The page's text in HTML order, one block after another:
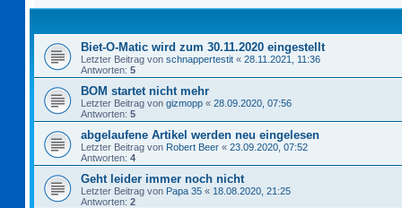
Biet-O-Matic wird zum 30.11.2020 eingestellt
Letzter Beitrag von schnappertestit « 28.11.2021, 11:36
Antworten: 5
BOM startet nicht mehr
Letzter Beitrag von gizmopp « 28.09.2020, 07:56
Antworten: 5
abgelaufene Artikel werden neu eingelesen
Letzter Beitrag von Robert Beer « 23.09.2020, 07:52
Antworten: 4
Geht leider immer noch nicht
Letzter Beitrag von Papa 35 « 18.08.2020, 21:25
Antworten: 2